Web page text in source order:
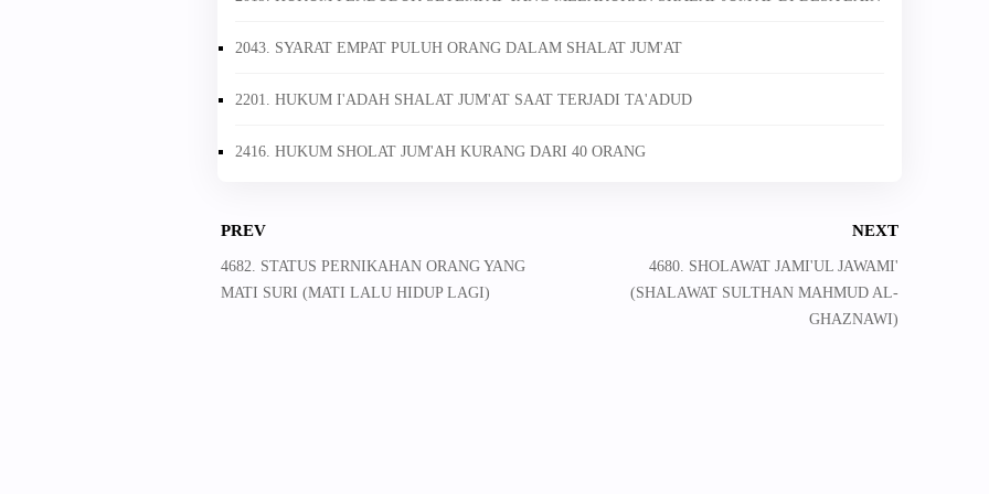
2043. SYARAT EMPAT PULUH ORANG DALAM SHALAT JUM'AT
2201. HUKUM I'ADAH SHALAT JUM'AT SAAT TERJADI TA'ADUD
2416. HUKUM SHOLAT JUM'AH KURANG DARI 40 ORANG
PREV
4682. STATUS PERNIKAHAN ORANG YANG
MATI SURI (MATI LALU HIDUP LAGI)
NEXT
4680. SHOLAWAT JAMI'UL JAWAMI'
(SHALAWAT SULTHAN MAHMUD AL-
GHAZNAWI)